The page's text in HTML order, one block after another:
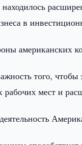
в
американских
того,
рабочих мест и